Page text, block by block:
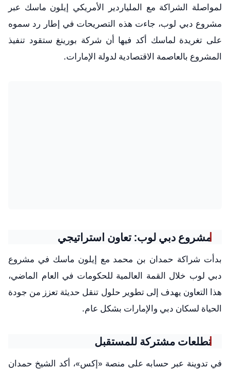
لمواصلة الشراكة مع الملياردير الأمريكي إيلون ماسك عبر
مشروع دبي لوب، جاءت هذه التصريحات في إطار رد سموه
على تغريدة لماسك أكد فيها أن شركة بورينغ ستقود تنفيذ
المشروع بالعاصمة الاقتصادية لدولة الإمارات.
مشروع دبي لوب: تعاون استراتيجي
بدأت شراكة حمدان بن محمد مع إيلون ماسك في مشروع
دبي لوب خلال القمة العالمية للحكومات في العام الماضي،
هذا التعاون يهدف إلى تطوير حلول تنقل حديثة تعزز من جودة
الحياة لسكان دبي والإمارات بشكل عام.
تطلعات مشتركة للمستقبل
في تدوينة عبر حسابه على منصة «إكس»، أكد الشيخ حمدان